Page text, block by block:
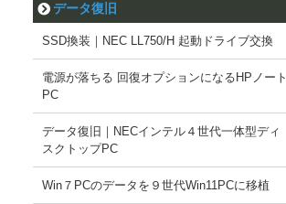
データ復旧
SSD換装｜NEC LL750/H 起動ドライブ交換
電源が落ちる 回復オプションになるHPノート
PC
データ復旧｜NECインテル４世代一体型ディ
スクトップPC
Win７PCのデータを９世代Win11PCに移植